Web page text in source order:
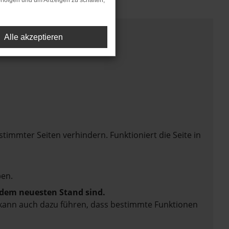
Seiten verhindern. Funktioniert die Seite in
neuesten Stand sind.
auch dazu führen, dass bestimmte Funktionen
Alle akzeptieren